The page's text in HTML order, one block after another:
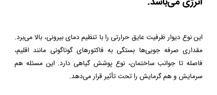
این نوع دیوار ظرفیت عایق حرارتی را با تنظیم دمای بیرونی، بالا می‌برد.
مقداری صرفه جویی‌ها بستگی به فاکتورهای گوناگونی مانند اقلیم،
فاصله تا جوانب ساختمان، نوع پوشش گیاهی دارد. این مسئله هم
سرمایش و هم گرمایش را تحت تأثیر قرار می‌دهد.